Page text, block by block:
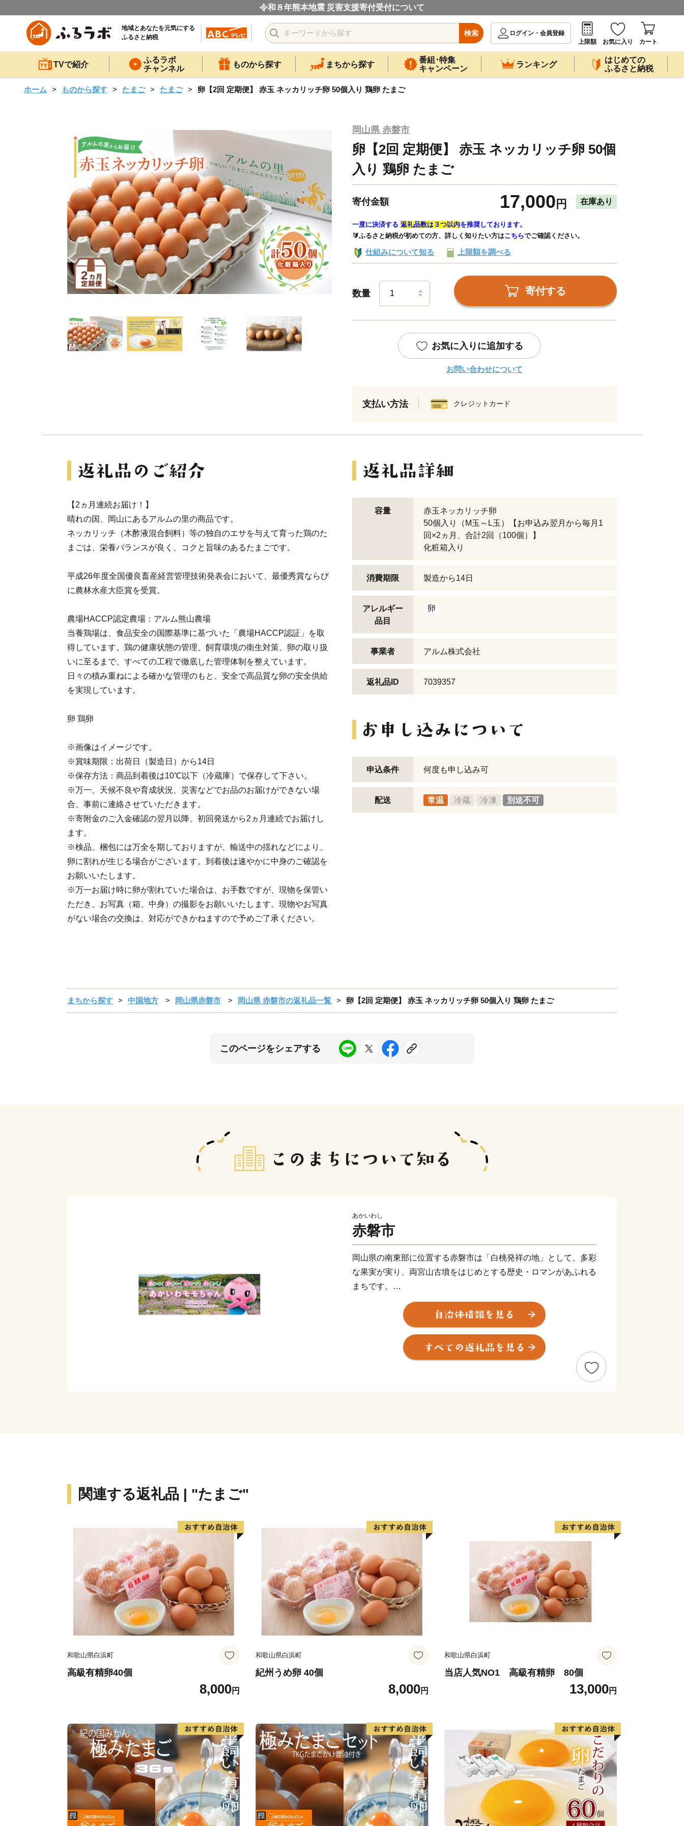
令和８年熊本地震 災害支援寄付受付について
地域とあなたを元気にする
ふるさと納税
検索
ログイン・会員登録
上限額
お気に入り カート
TVで紹介
ふるラボ
チャンネル
ものから探す まちから探す
番組･特集
キャンペーン
ランキング
はじめての
ふるさと納税
ホーム ものから探す たまご たまご 卵【2回 定期便】 赤玉 ネッカリッチ卵 50個入り 鶏卵 たまご
岡山県 赤磐市
卵【2回 定期便】 赤玉 ネッカリッチ卵 50個
入り 鶏卵 たまご
寄付金額 17,000 円 在庫あり
一度に決済する 返礼品数は３つ以内を推奨しております。
🔰ふるさと納税が初めての方、詳しく知りたい方はこちらでご確認ください。
仕組みについて知る 上限額を調べる
数量 寄付する
お気に入りに追加する
お問い合わせについて
支払い方法 クレジットカード
【2ヵ月連続お届け！】
晴れの国、岡山にあるアルムの里の商品です。
ネッカリッチ（木酢液混合飼料）等の独自のエサを与えて育った鶏のた
まごは、栄養バランスが良く、コクと旨味のあるたまごです。
平成26年度全国優良畜産経営管理技術発表会において、最優秀賞ならび
に農林水産大臣賞を受賞。
農場HACCP認定農場：アルム熊山農場
当養鶏場は、食品安全の国際基準に基づいた「農場HACCP認証」を取
得しています。鶏の健康状態の管理、飼育環境の衛生対策、卵の取り扱
いに至るまで、すべての工程で徹底した管理体制を整えています。
日々の積み重ねによる確かな管理のもと、安全で高品質な卵の安全供給
を実現しています。
卵 鶏卵
※画像はイメージです。
※賞味期限：出荷日（製造日）から14日
※保存方法：商品到着後は10℃以下（冷蔵庫）で保存して下さい。
※万一、天候不良や育成状況、災害などでお品のお届けができない場
合、事前に連絡させていただきます。
※寄附金のご入金確認の翌月以降、初回発送から2ヵ月連続でお届けし
ます。
※検品、梱包には万全を期しておりますが、輸送中の揺れなどにより、
卵に割れが生じる場合がございます。到着後は速やかに中身のご確認を
お願いいたします。
※万一お届け時に卵が割れていた場合は、お手数ですが、現物を保管い
ただき、お写真（箱、中身）の撮影をお願いいたします。現物やお写真
がない場合の交換は、対応ができかねますので予めご了承ください。
容量
赤玉ネッカリッチ卵
50個入り（M玉～L玉）【お申込み翌月から毎月1
回×2ヵ月、合計2回（100個）】
化粧箱入り
消費期限 製造から14日
アレルギー
品目
卵
事業者 アルム株式会社
返礼品ID 7039357
申込条件 何度も申し込み可
配送 常温 冷蔵 冷凍 別送不可
まちから探す 中国地方 岡山県赤磐市 岡山県 赤磐市の返礼品一覧 卵【2回 定期便】 赤玉 ネッカリッチ卵 50個入り 鶏卵 たまご
このページをシェアする
あかいわし
赤磐市
岡山県の南東部に位置する赤磐市は「白桃発祥の地」として、多彩
な果実が実り、両宮山古墳をはじめとする歴史・ロマンがあふれる
まちです。
このすばらしい“ふるさと”を“未来”へつなぎ、すべての人が健康で
笑顔にあふれ、いきいきと暮らせるまちを創りたい。こんな夢を実
現するために、市民と行政が一体となったまちづくりを推進してい
関連する返礼品 | "たまご"
和歌山県白浜町
高級有精卵40個
8,000円
和歌山県白浜町
紀州うめ卵 40個
8,000円
和歌山県白浜町
当店人気NO1 高級有精卵 80個
13,000円